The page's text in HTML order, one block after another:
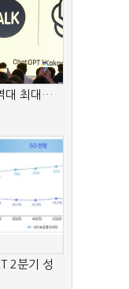
대 최대…
2분기 성